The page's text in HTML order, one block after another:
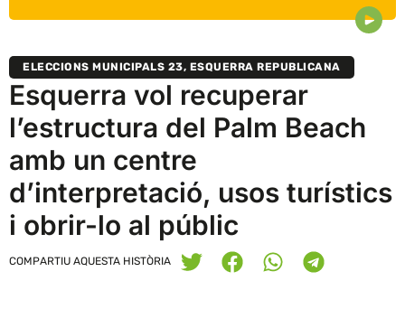
ELECCIONS MUNICIPALS 23, ESQUERRA REPUBLICANA
Esquerra vol recuperar
l’estructura del Palm Beach
amb un centre
d’interpretació, usos turístics
i obrir-lo al públic
COMPARTIU AQUESTA HISTÒRIA